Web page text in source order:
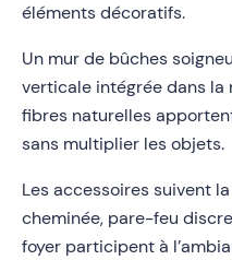
éléments décoratifs.
Un mur de bûches
verticale intégrée dans la
fibres naturelles
sans multiplier les objets.
Les accessoires suivent
cheminée, pare-feu
foyer participent à